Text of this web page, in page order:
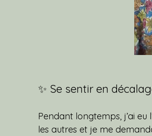
✨ Se sentir en
Pendant longtemps, j’ai
les autres et je me